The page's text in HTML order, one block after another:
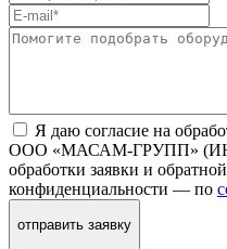
Я даю согласие на
ООО «МАСАМ-ГРУПП» (ИНН
обработки заявки и
конфиденциальности — по
отправить заявку